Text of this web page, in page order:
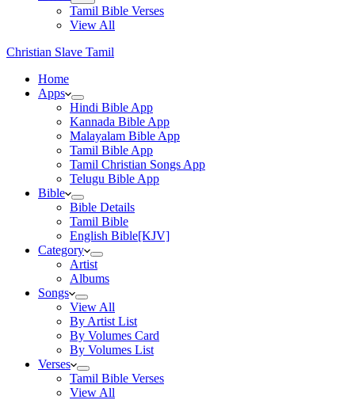
Tamil Bible Verses
View All
Christian Slave Tamil
Home
Apps
Hindi Bible App
Kannada Bible App
Malayalam Bible App
Tamil Bible App
Tamil Christian Songs App
Telugu Bible App
Bible
Bible Details
Tamil Bible
English Bible[KJV]
Category
Artist
Albums
Songs
View All
By Artist List
By Volumes Card
By Volumes List
Verses
Tamil Bible Verses
View All